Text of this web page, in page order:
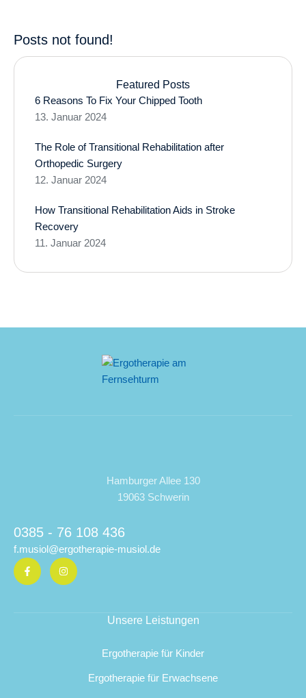
Posts not found!
Featured Posts
6 Reasons To Fix Your Chipped Tooth
13. Januar 2024
The Role of Transitional Rehabilitation after
Orthopedic Surgery
12. Januar 2024
How Transitional Rehabilitation Aids in Stroke
Recovery
11. Januar 2024
Hamburger Allee 130
19063 Schwerin
0385 - 76 108 436
f.musiol@ergotherapie-musiol.de
Unsere Leistungen
Ergotherapie für Kinder
Ergotherapie für Erwachsene